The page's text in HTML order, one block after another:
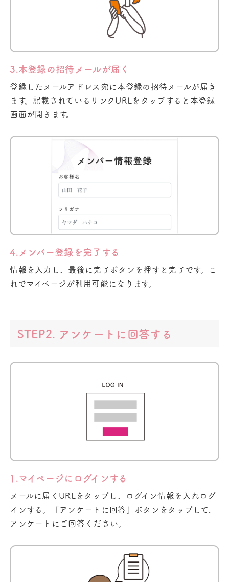
3.本登録の招待メールが届く
登録したメールアドレス宛に本登録の招待メールが届き
ます。記載されているリンクURLをタップすると本登録
画面が開きます。
4.メンバー登録を完了する
情報を入力し、最後に完了ボタンを押すと完了です。こ
れでマイページが利用可能になります。
STEP2. アンケートに回答する
1.マイページにログインする
メールに届くURLをタップし、ログイン情報を入れログ
インする。「アンケートに回答」ボタンをタップして、
アンケートにご回答ください。